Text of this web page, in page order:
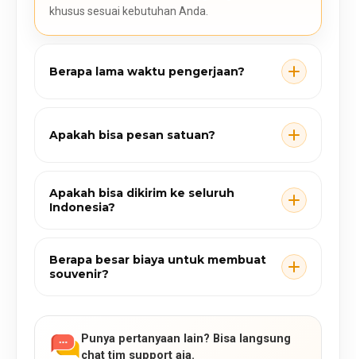
khusus sesuai kebutuhan Anda.
Berapa lama waktu pengerjaan?
Apakah bisa pesan satuan?
Apakah bisa dikirim ke seluruh
Indonesia?
Berapa besar biaya untuk membuat
souvenir?
Punya pertanyaan lain? Bisa langsung
chat tim support aja.